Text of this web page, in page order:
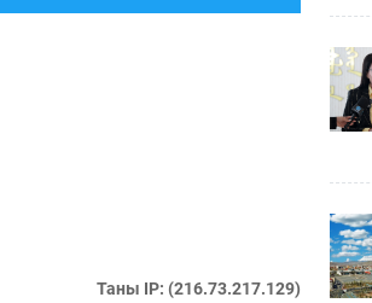
Таны IP: (216.73.217.129)